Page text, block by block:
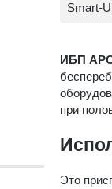
Smart-
ИБП
при
Это